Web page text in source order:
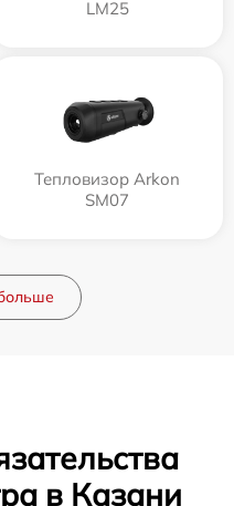
LM25
Тепловизор Arkon
SM07
в Казани